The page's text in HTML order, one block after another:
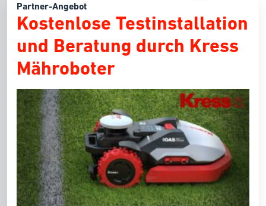
Partner-Angebot
Kostenlose Testinstallation
und Beratung durch Kress
Mähroboter